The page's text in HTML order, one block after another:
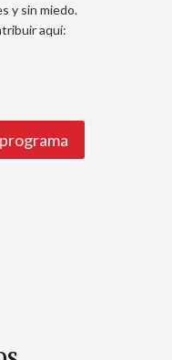
y sin miedo.
aquí: